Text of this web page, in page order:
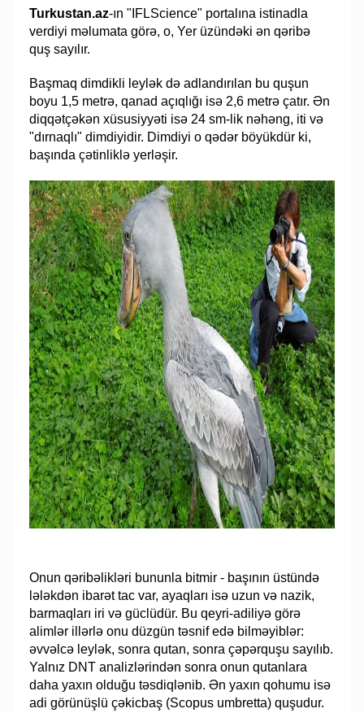
Turkustan.az-ın "IFLScience" portalına istinadla
verdiyi məlumata görə, o, Yer üzündəki ən qəribə
quş sayılır.
Başmaq dimdikli leylək də adlandırılan bu quşun
boyu 1,5 metrə, qanad açıqlığı isə 2,6 metrə çatır. Ən
diqqətçəkən xüsusiyyəti isə 24 sm-lik nəhəng, iti və
"dırnaqlı" dimdiyidir. Dimdiyi o qədər böyükdür ki,
başında çətinliklə yerləşir.
Onun qəribəlikləri bununla bitmir - başının üstündə
lələkdən ibarət tac var, ayaqları isə uzun və nazik,
barmaqları iri və güclüdür. Bu qeyri-adiliyə görə
alimlər illərlə onu düzgün təsnif edə bilməyiblər:
əvvəlcə leylək, sonra qutan, sonra çəpərquşu sayılıb.
Yalnız DNT analizlərindən sonra onun qutanlara
daha yaxın olduğu təsdiqlənib. Ən yaxın qohumu isə
adi görünüşlü çəkicbaş (Scopus umbretta) quşudur.